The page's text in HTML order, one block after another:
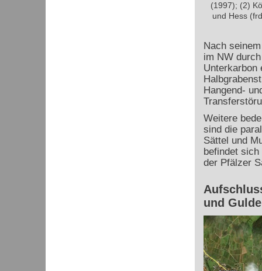
(1997); (2)
und Hess
Nach
im NW
Unterkarbon
Hangend-
Weitere
sind die
Sättel und
befindet
der Pfälzer
und